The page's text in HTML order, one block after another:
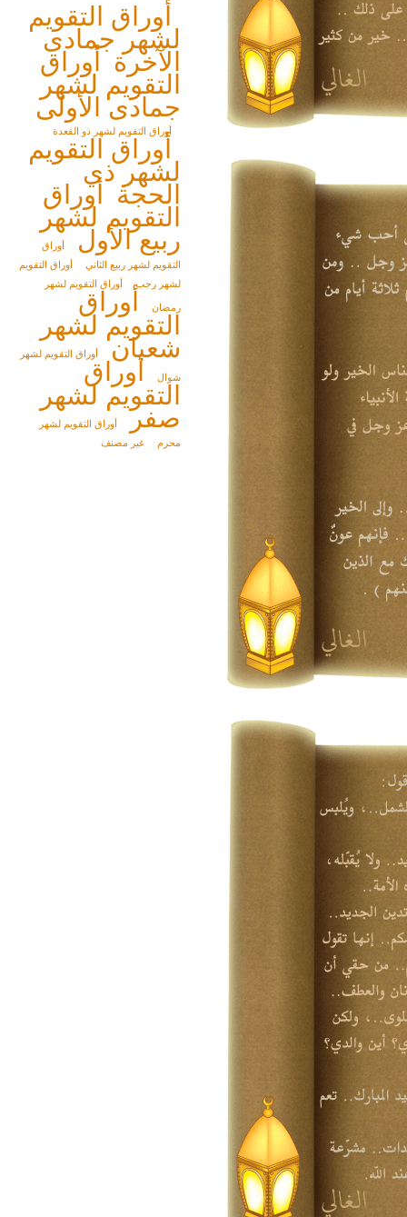
أوراق التقويم
لشهر جمادى
الآخرة أوراق
التقويم لشهر
جمادى الأولى
أوراق التقويم لشهر ذو القعدة
أوراق التقويم
لشهر ذي
الحجة أوراق
التقويم لشهر
ربيع الأول
أوراق
التقويم لشهر ربيع الثاني
أوراق التقويم
لشهر رجب
أوراق التقويم لشهر
رمضان أوراق
التقويم لشهر
شعبان أوراق التقويم لشهر
شوال أوراق
التقويم لشهر
صفر
أوراق التقويم لشهر
محرم
غير مصنف